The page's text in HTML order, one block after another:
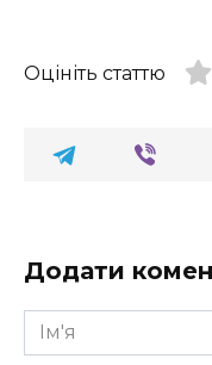
Оцініть статтю
Додати
Ім'я
*